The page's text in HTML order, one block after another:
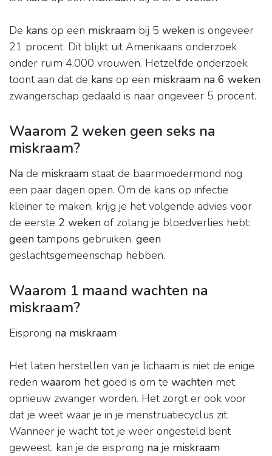
De kans op een miskraam bij 5 weken is ongeveer
21 procent. Dit blijkt uit Amerikaans onderzoek
onder ruim 4.000 vrouwen. Hetzelfde onderzoek
toont aan dat de kans op een miskraam na 6 weken
zwangerschap gedaald is naar ongeveer 5 procent.
Waarom 2 weken geen seks na
miskraam?
Na de miskraam staat de baarmoedermond nog
een paar dagen open. Om de kans op infectie
kleiner te maken, krijg je het volgende advies voor
de eerste 2 weken of zolang je bloedverlies hebt:
geen tampons gebruiken. geen
geslachtsgemeenschap hebben.
Waarom 1 maand wachten na
miskraam?
Eisprong na miskraam
Het laten herstellen van je lichaam is niet de enige
reden waarom het goed is om te wachten met
opnieuw zwanger worden. Het zorgt er ook voor
dat je weet waar je in je menstruatiecyclus zit.
Wanneer je wacht tot je weer ongesteld bent
geweest, kan je de eisprong na je miskraam